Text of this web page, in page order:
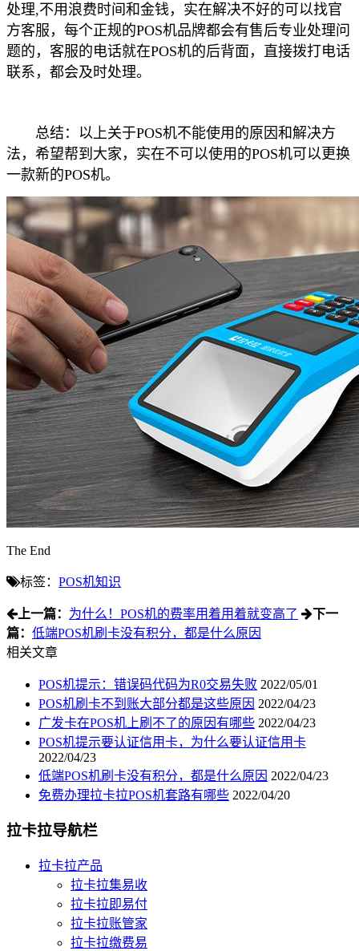
处理,不用浪费时间和金钱，实在解决不好的可以找官
方客服，每个正规的POS机品牌都会有售后专业处理问
题的，客服的电话就在POS机的后背面，直接拨打电话
联系，都会及时处理。
总结：以上关于POS机不能使用的原因和解决方
法，希望帮到大家，实在不可以使用的POS机可以更换
一款新的POS机。
The End
标签： POS机知识
上一篇： 为什么！POS机的费率用着用着就变高了
下一
篇： 低端POS机刷卡没有积分，都是什么原因
相关文章
POS机提示：错误码代码为R0交易失败 2022/05/01
POS机刷卡不到账大部分都是这些原因 2022/04/23
广发卡在POS机上刷不了的原因有哪些 2022/04/23
POS机提示要认证信用卡，为什么要认证信用卡
2022/04/23
低端POS机刷卡没有积分，都是什么原因 2022/04/23
免费办理拉卡拉POS机套路有哪些 2022/04/20
拉卡拉导航栏
拉卡拉产品
拉卡拉集易收
拉卡拉即易付
拉卡拉账管家
拉卡拉缴费易